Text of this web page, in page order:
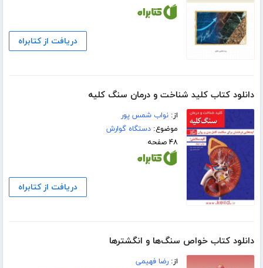
دریافت از کتابراه
دانلود کتاب کلید شناخت و درمان سنگ کلیه
از:نواب شمس پور
موضوع:دستگاه گوارش
۴۸ صفحه
دریافت از کتابراه
دانلود کتاب خواص سنگ‌ها و انگشترها
از:رضا فهیمی